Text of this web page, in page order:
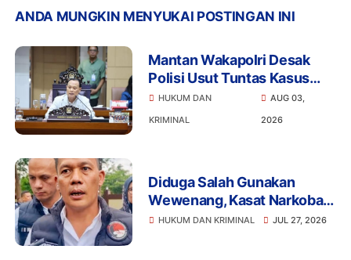
ANDA MUNGKIN MENYUKAI POSTINGAN INI
Mantan Wakapolri Desak
Polisi Usut Tuntas Kasus
Bigmo Ajak Anak di Bawah
Umur Promosikan Vape
HUKUM DAN
KRIMINAL
AUG 03,
2026
Diduga Salah Gunakan
Wewenang, Kasat Narkoba
Polres Tangsel dan 6
HUKUM DAN KRIMINAL JUL 27, 2026